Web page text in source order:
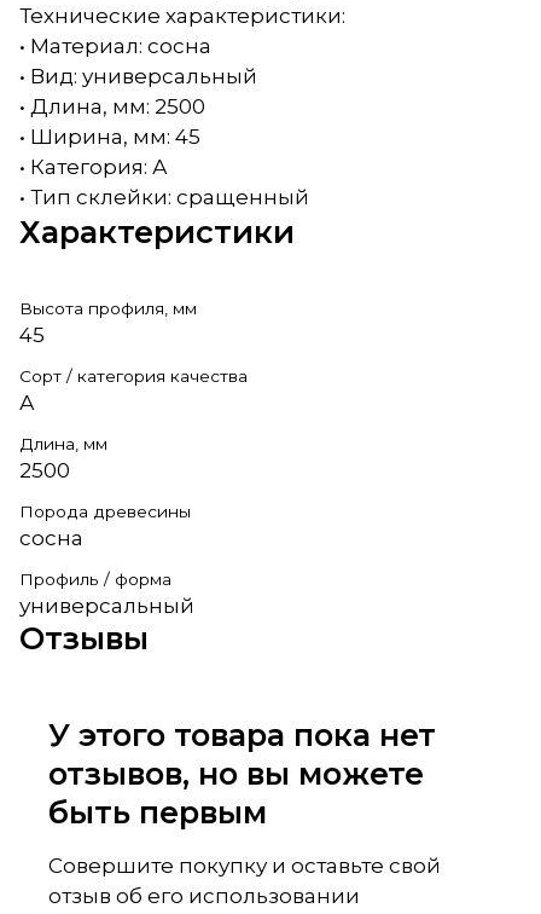
Технические характеристики:
• Материал: сосна
• Вид: универсальный
• Длина, мм: 2500
• Ширина, мм: 45
• Категория: А
• Тип склейки: сращенный
Характеристики
Высота профиля, мм
45
Сорт / категория качества
А
Длина, мм
2500
Порода древесины
сосна
Профиль / форма
универсальный
Отзывы
У этого товара пока нет
отзывов, но вы можете
быть первым
Совершите покупку и оставьте свой
отзыв об его использовании